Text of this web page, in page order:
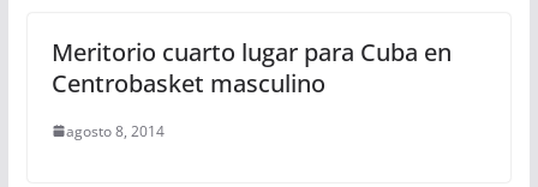
Meritorio cuarto lugar para Cuba en
Centrobasket masculino
agosto 8, 2014